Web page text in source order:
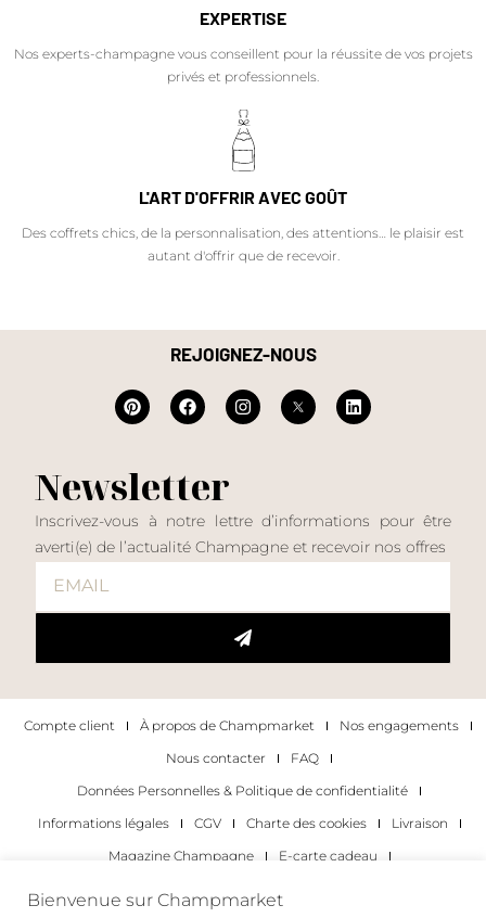
EXPERTISE
Nos experts-champagne vous conseillent pour la réussite de vos projets
privés et professionnels.
L'ART D'OFFRIR AVEC GOÛT
Des coffrets chics, de la personnalisation, des attentions… le plaisir est
autant d'offrir que de recevoir.
REJOIGNEZ-NOUS
Newsletter
Inscrivez-vous à notre lettre d’informations pour être
averti(e) de l’actualité Champagne et recevoir nos offres
Compte client À propos de Champmarket
Nos engagements
Nous contacter
FAQ
Données Personnelles & Politique de confidentialité
Informations légales
CGV Charte des cookies
Livraison
Magazine Champagne
E-carte cadeau
Bienvenue sur Champmarket